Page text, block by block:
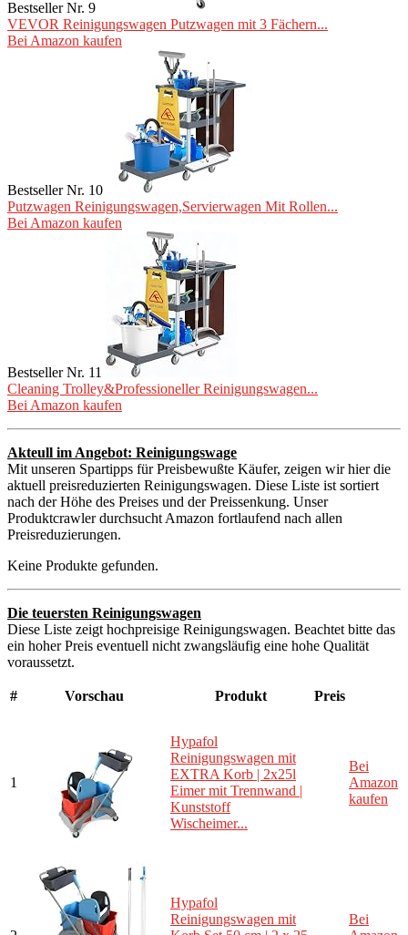
Bestseller Nr. 9
VEVOR Reinigungswagen Putzwagen mit 3 Fächern...
Bei Amazon kaufen
Bestseller Nr. 10
Putzwagen Reinigungswagen,Servierwagen Mit Rollen...
Bei Amazon kaufen
Bestseller Nr. 11
Cleaning Trolley&Professioneller Reinigungswagen...
Bei Amazon kaufen
Akteull im Angebot: Reinigungswage
Mit unseren Spartipps für Preisbewußte Käufer, zeigen wir hier die
aktuell preisreduzierten Reinigungswagen. Diese Liste ist sortiert
nach der Höhe des Preises und der Preissenkung. Unser
Produktcrawler durchsucht Amazon fortlaufend nach allen
Preisreduzierungen.
Keine Produkte gefunden.
Die teuersten Reinigungswagen
Diese Liste zeigt hochpreisige Reinigungswagen. Beachtet bitte das
ein hoher Preis eventuell nicht zwangsläufig eine hohe Qualität
voraussetzt.
# Vorschau Produkt Preis
1
Hypafol
Reinigungswagen mit
EXTRA Korb | 2x25l
Eimer mit Trennwand |
Kunststoff
Wischeimer...
Bei
Amazon
kaufen
Hypafol
Reinigungswagen mit
Bei